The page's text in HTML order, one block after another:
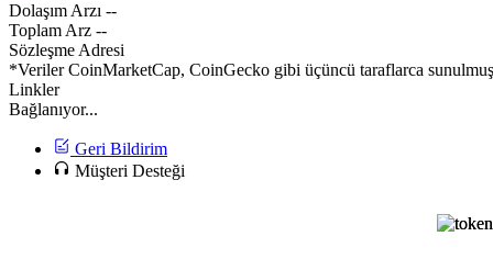
Dolaşım Arzı --
Toplam Arz --
Sözleşme Adresi
*Veriler CoinMarketCap, CoinGecko gibi üçüncü taraflarca
Linkler
Bağlanıyor...
Geri Bildirim
Müşteri Desteği